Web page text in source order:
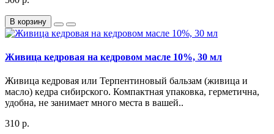
В корзину
Живица кедровая на кедровом масле 10%, 30 мл
Живица кедровая или Терпентиновый бальзам (живица и
масло) кедра сибирского. Компактная упаковка, герметична,
удобна, не занимает много места в вашей..
310 р.